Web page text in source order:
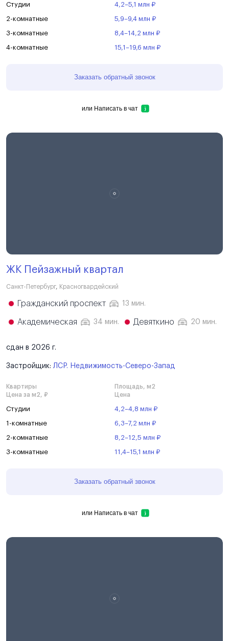
Студии 4,2–5,1 млн ₽
2-комнатные 5,9–9,4 млн ₽
3-комнатные 8,4–14,2 млн ₽
4-комнатные 15,1–19,6 млн ₽
Заказать обратный звонок
или Написать в чат
ЖК Пейзажный квартал
Санкт-Петербург, Красногвардейский
Гражданский проспект 13 мин.
Академическая 34 мин. Девяткино 20 мин.
сдан в 2026 г.
Застройщик:ЛСР. Недвижимость-Северо-Запад
Квартиры
Площадь, м2
Цена за м2, ₽
Цена
Студии 4,2–4,8 млн ₽
1-комнатные 6,3–7,2 млн ₽
2-комнатные 8,2–12,5 млн ₽
3-комнатные 11,4–15,1 млн ₽
Заказать обратный звонок
или Написать в чат